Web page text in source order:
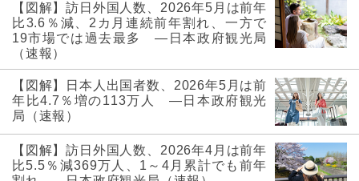
【図解】訪日外国人数、2026年5月は前年
比3.6％減、2カ月連続前年割れ、一方で
19市場では過去最多 ―日本政府観光局
（速報）
【図解】日本人出国者数、2026年5月は前
年比4.7％増の113万人 ―日本政府観光
局（速報）
【図解】訪日外国人数、2026年4月は前年
比5.5％減369万人、1～4月累計でも前年